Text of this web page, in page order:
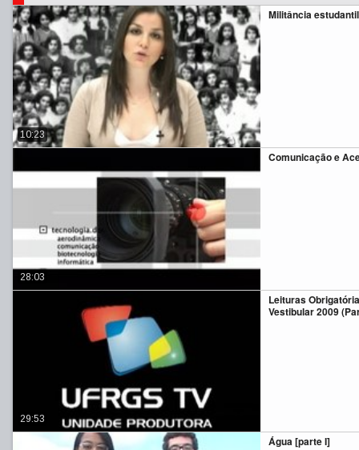
Militância
10:23
Comunicação e
28:03
Leituras
Vestibular 2009
29:53
Água [parte I]